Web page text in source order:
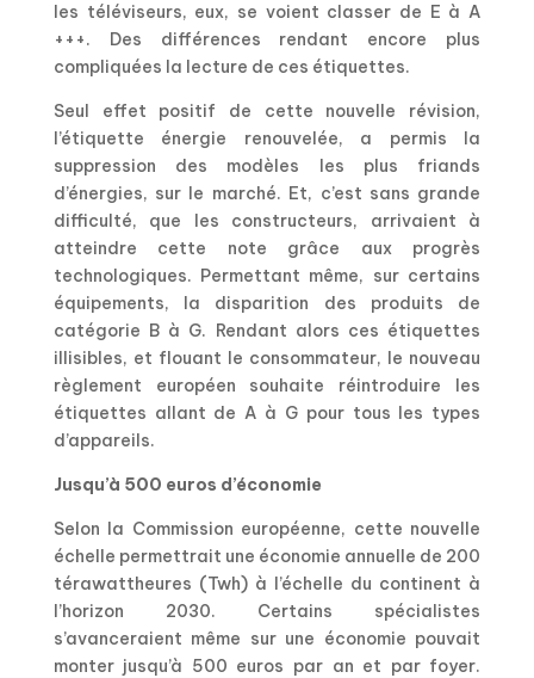
les téléviseurs, eux, se voient classer de E à A
+++. Des différences rendant encore plus
compliquées la lecture de ces étiquettes.
Seul effet positif de cette nouvelle révision,
l’étiquette énergie renouvelée, a permis la
suppression des modèles les plus friands
d’énergies, sur le marché. Et, c’est sans grande
difficulté, que les constructeurs, arrivaient à
atteindre cette note grâce aux progrès
technologiques. Permettant même, sur certains
équipements, la disparition des produits de
catégorie B à G. Rendant alors ces étiquettes
illisibles, et flouant le consommateur, le nouveau
règlement européen souhaite réintroduire les
étiquettes allant de A à G pour tous les types
d’appareils.
Jusqu’à 500 euros d’économie
Selon la Commission européenne, cette nouvelle
échelle permettrait une économie annuelle de 200
térawattheures (Twh) à l’échelle du continent à
l’horizon 2030. Certains spécialistes
s’avanceraient même sur une économie pouvait
monter jusqu’à 500 euros par an et par foyer.